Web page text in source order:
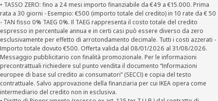
• TASSO ZERO: fino a 24 mesi importo finanziabile da €49 a €15.000. Prima
rata a 30 giorni - Esempio: €500 (importo totale del credito) in 10 rate da € 50
- TAN fisso 0% TAEG 0%. Il TAEG rappresenta il costo totale del credito
espresso in percentuale annua e in certi casi può essere diverso da zero
esclusivamente per effetto di arrotondamento decimale. Tutti i costi azzerati -
Importo totale dovuto €500. Offerta valida dal 08/01/2026 al 31/08/2026.
Messaggio pubblicitario con finalità promozionale. Per le informazioni
precontrattuali richiedere sul punto vendita il documento “Informazioni
europee di base sul credito ai consumatori” (SECCI) e copia del testo
contrattuale. Salvo approvazione della finanziaria per cui IKEA opera come
intermediario del credito non in esclusiva.